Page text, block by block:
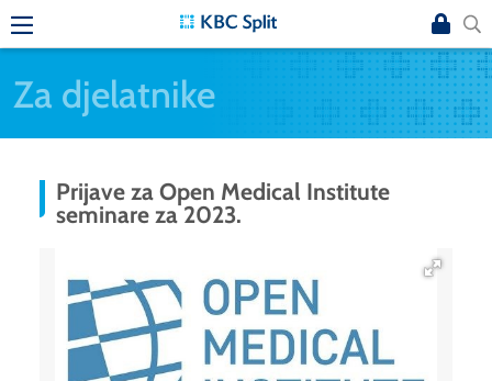
Za djelatnike
Prijave za Open Medical Institute
seminare za 2023.